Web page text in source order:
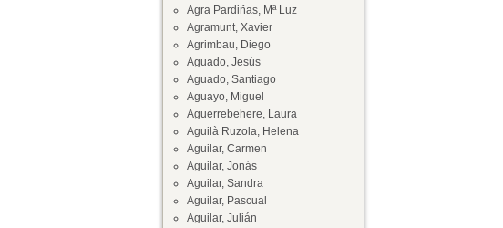
Agra Pardiñas, Mª Luz
Agramunt, Xavier
Agrimbau, Diego
Aguado, Jesús
Aguado, Santiago
Aguayo, Miguel
Aguerrebehere, Laura
Aguilà Ruzola, Helena
Aguilar, Carmen
Aguilar, Jonás
Aguilar, Sandra
Aguilar, Pascual
Aguilar, Julián